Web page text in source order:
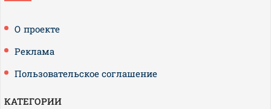
О проекте
Реклама
Пользовательское соглашение
КАТЕГОРИИ